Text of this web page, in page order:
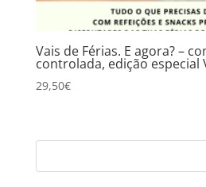
Vais de Férias. E agora? –
controlada, edição especial
29,50€